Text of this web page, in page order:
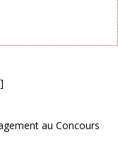
au Concours